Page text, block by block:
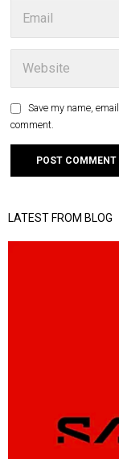
Save my name,
comment.
LATEST FROM BLOG